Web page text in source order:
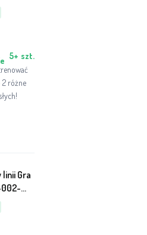
2 różne
5+ szt.
Gra